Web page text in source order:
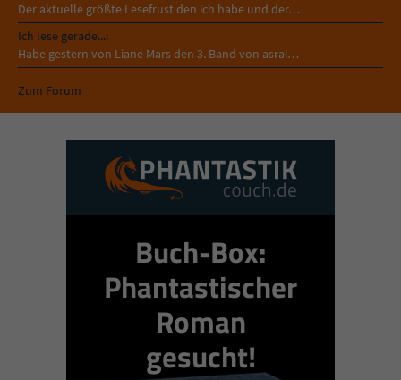
Der aktuelle größte Lesefrust den ich habe und der…
Ich lese gerade...:
Habe gestern von Liane Mars den 3. Band von asrai…
Zum Forum
Buch-Box:
Phantastischer
Roman
gesucht!